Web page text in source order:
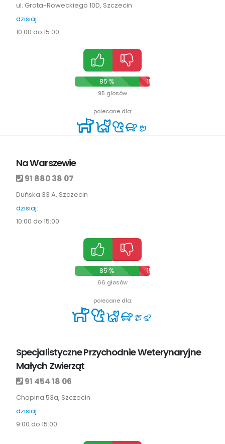
ul. Grota-Roweckiego 10D, Szczecin
dzisiaj:
10:00 do 15:00
85 % 15 %
95 głosów
polecane dla:
Na Warszewie
91 880 38 07
Duńska 33 A, Szczecin
dzisiaj:
10:00 do 15:00
85 % 15 %
66 głosów
polecane dla:
Specjalistyczne Przychodnie Weterynaryjne
Małych Zwierząt
91 454 18 06
Chopina 53a, Szczecin
dzisiaj:
9:00 do 15:00